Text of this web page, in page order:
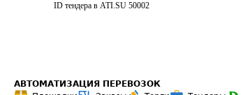
ID тендера в ATI.SU 50002
АВТОМАТИЗАЦИЯ ПЕРЕВОЗОК